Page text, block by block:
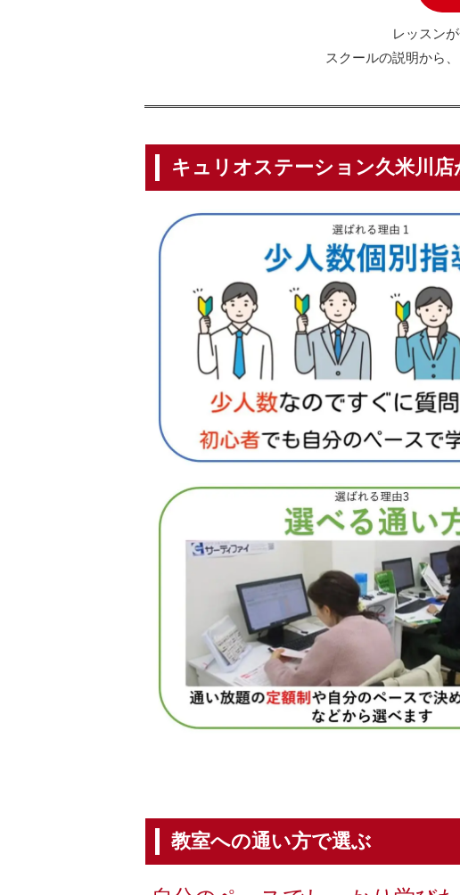
レッスン
スクールの説明から
キュリオステーション久米川
教室への通い方で選ぶ